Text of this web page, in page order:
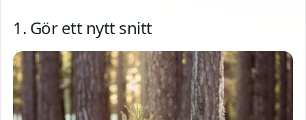
1. Gör ett nytt snitt